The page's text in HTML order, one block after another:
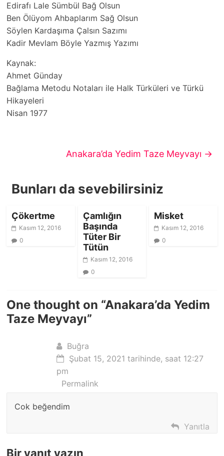
Edirafı Lale Sümbül Bağ Olsun
Ben Ölüyom Ahbaplarım Sağ Olsun
Söylen Kardaşıma Çalsın Sazımı
Kadir Mevlam Böyle Yazmış Yazımı
Kaynak:
Ahmet Günday
Bağlama Metodu Notaları ile Halk Türküleri ve Türkü
Hikayeleri
Nisan 1977
Anakara’da Yedim Taze Meyvayı →
Bunları da sevebilirsiniz
Çökertme
Kasım 12, 2016
0
Çamlığın
Başında
Tüter Bir
Tütün
Kasım 12, 2016
0
Misket
Kasım 12, 2016
0
One thought on “Anakara’da Yedim
Taze Meyvayı”
Buğra
Şubat 15, 2021 tarihinde, saat 12:27
pm
Permalink
Cok beğendim
Yanıtla
Bir yanıt yazın